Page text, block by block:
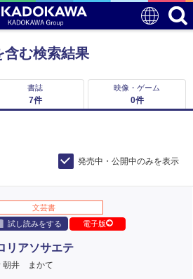
含む検索結果
書誌
7件
映像・ゲーム
0件
発売中・公開中のみを表示
文芸書
試し読みをする
電子版
リアソサエテ
朝井 まかて